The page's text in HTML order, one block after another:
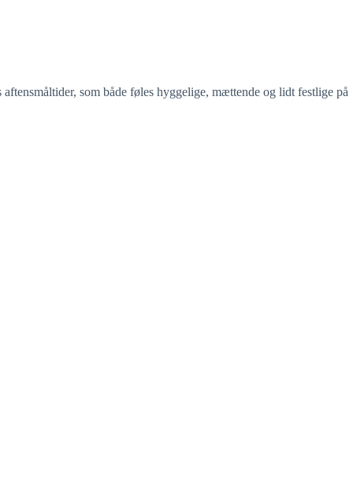
som både føles hyggelige, mættende og lidt festlige på